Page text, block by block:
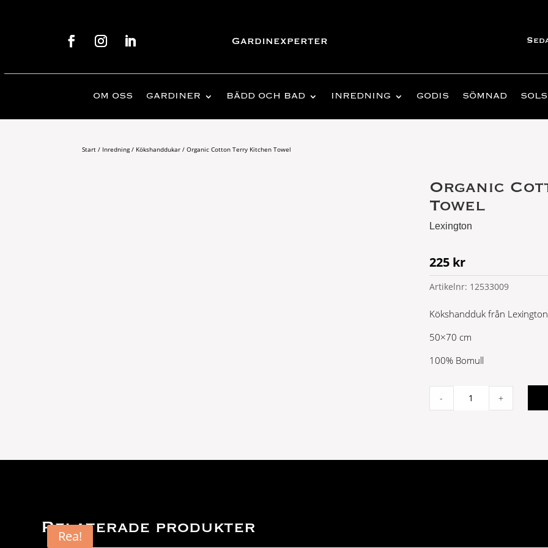
Gardinexperter
OM OSS GARDINER BÄDD OCH BAD INREDNING GODIS SÖMNAD
Start / Inredning/ Kökshanddukar / Organic Cotton Terry Kitchen Towel
Organic
Towel
Lexington
225 kr
Artikelnr: 12533009
Kökshandduk från Lexington
50×70 cm
100% Bomull
quantity
- +
Relaterade produkter
Rea!